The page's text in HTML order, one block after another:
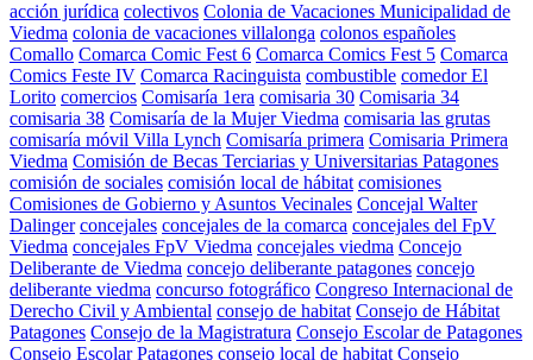
acción jurídica colectivos Colonia de Vacaciones Municipalidad de
Viedma colonia de vacaciones villalonga colonos españoles
Comallo Comarca Comic Fest 6 Comarca Comics Fest 5 Comarca
Comics Feste IV Comarca Racinguista combustible comedor El
Lorito comercios Comisaría 1era comisaria 30 Comisaria 34
comisaria 38 Comisaría de la Mujer Viedma comisaria las grutas
comisaría móvil Villa Lynch Comisaría primera Comisaria Primera
Viedma Comisión de Becas Terciarias y Universitarias Patagones
comisión de sociales comisión local de hábitat comisiones
Comisiones de Gobierno y Asuntos Vecinales Concejal Walter
Dalinger concejales concejales de la comarca concejales del FpV
Viedma concejales FpV Viedma concejales viedma Concejo
Deliberante de Viedma concejo deliberante patagones concejo
deliberante viedma concurso fotográfico Congreso Internacional de
Derecho Civil y Ambiental consejo de habitat Consejo de Hábitat
Patagones Consejo de la Magistratura Consejo Escolar de Patagones
Consejo Escolar Patagones consejo local de habitat Consejo